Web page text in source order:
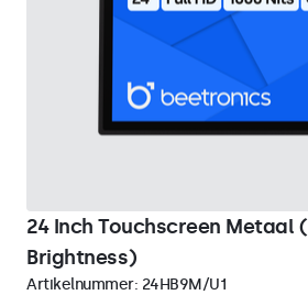
24 Inch Touchscreen Metaal
Brightness)
Artikelnummer: 24HB9M/U1